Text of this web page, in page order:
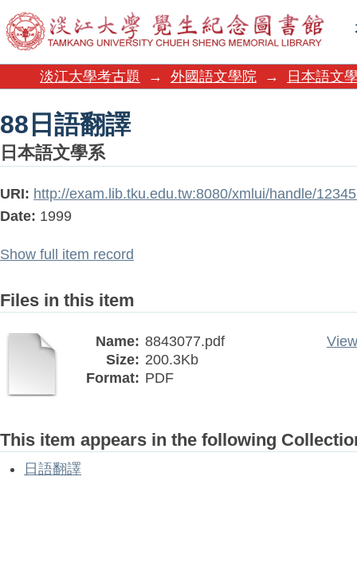
88日語翻譯
淡江大學考古題 → 外國語文學院 → 日本語文
88日語翻譯
日本語文學系
URI: http://exam.lib.tku.edu.tw:8080/xmlui/handle/
Date: 1999
Show full item record
Files in this item
Name: 8843077.pdf
Size: 200.3Kb
Format: PDF
This item appears in the following
日語翻譯